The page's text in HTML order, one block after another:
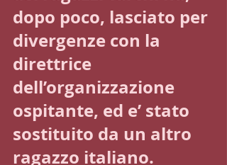
dopo poco, lasciato per
divergenze con la
direttrice
dell’organizzazione
ospitante, ed e’ stato
sostituito da un altro
ragazzo italiano.